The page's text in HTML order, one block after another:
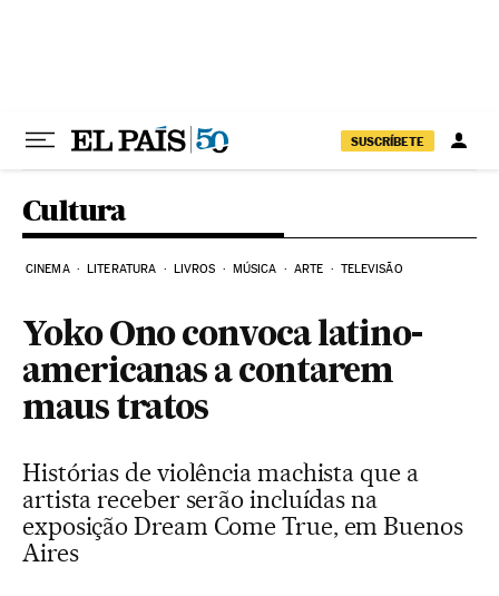
SUSCRÍBETE
Cultura
CINEMA LITERATURA LIVROS MÚSICA ARTE TELEVISÃO
Yoko Ono convoca latino-
americanas a contarem
maus tratos
Histórias de violência machista que a
artista receber serão incluídas na
exposição Dream Come True, em Buenos
Aires